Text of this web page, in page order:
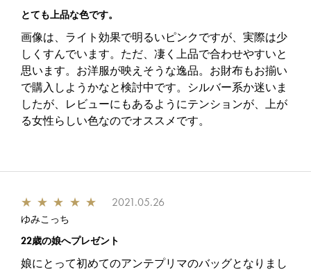
とても上品な色です。
画像は、ライト効果で明るいピンクですが、実際は少
しくすんでいます。ただ、凄く上品で合わせやすいと
思います。お洋服が映えそうな逸品。お財布もお揃い
で購入しようかなと検討中です。シルバー系か迷いま
したが、レビューにもあるようにテンションが、上が
る女性らしい色なのでオススメです。
★ ★ ★ ★ ★ 2021.05.26
ゆみこっち
22歳の娘へプレゼント
娘にとって初めてのアンテプリマのバッグとなりまし